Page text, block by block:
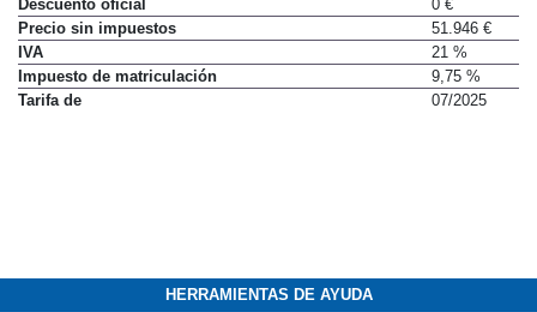
Descuento oficial
0 €
Precio sin impuestos
51.946 €
IVA
21 %
Impuesto de matriculación
9,75 %